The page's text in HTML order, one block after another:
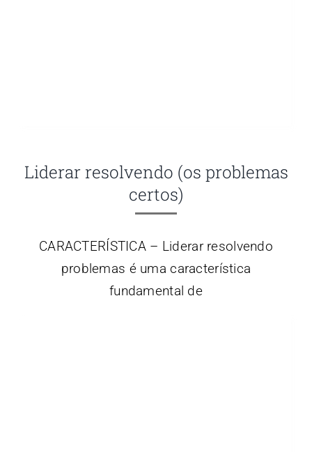
Liderar resolvendo (os problemas
certos)
CARACTERÍSTICA – Liderar resolvendo
problemas é uma característica
fundamental de